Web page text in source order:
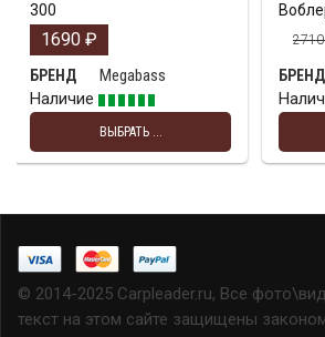
300
1690 ₽
БРЕНД
Megabass
Наличие
ВЫБРАТЬ ...
БРЕНД
© 2014-2025 Carpleader.ru, Все
текст на этом сайте защищены